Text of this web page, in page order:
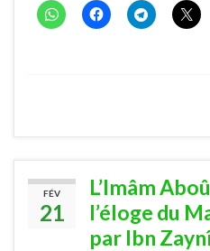
FÉV
21
L’Imâm
l’éloge du
par Ibn